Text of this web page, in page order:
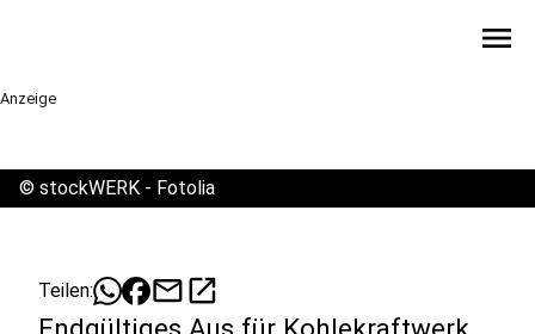
menu
Anzeige
© stockWERK - Fotolia
Teilen: mailopen_in_new